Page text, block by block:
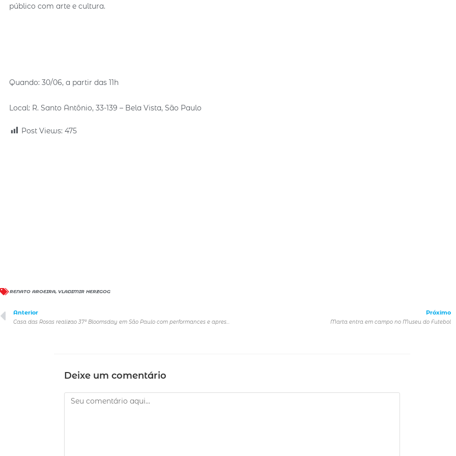
público com arte e cultura.
Quando: 30/06, a partir das 11h
Local: R. Santo Antônio, 33-139 – Bela Vista, São Paulo
Post Views: 475
RENATO AROEIRA, VLADIMIR HERZGOG
Anterior Próximo
Marta entra em campo no Museu do Futebol
Deixe um comentário